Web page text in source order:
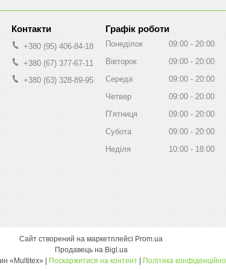
+380 (95) 406-84-18
+380 (67) 377-67-11
+380 (63) 328-89-95
Графік роботи
Понеділок 09:00
20:00
Вівторок
09:00
20:00
Середа
09:00
20:00
Четвер
09:00
20:00
Пʼятниця
09:00
20:00
Субота
09:00
20:00
Неділя
10:00 18:00
Сайт створений на маркетплейсі Prom.ua
Продавець на Bigl.ua
Поскаржитися на контент Політика